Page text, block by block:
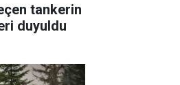
tankerin
duyuldu